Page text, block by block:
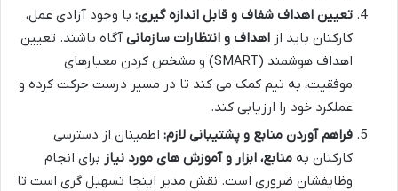
تعیین اهداف شفاف و قابل اندازه گیری: با وجود آزادی عمل،
کارکنان باید از اهداف و انتظارات سازمانی آگاه باشند. تعیین
اهداف هوشمند (SMART) و مشخص کردن معیارهای
موفقیت، به تیم کمک می کند تا در مسیر درست حرکت کرده و
عملکرد خود را ارزیابی کند.
فراهم آوردن منابع و پشتیبانی لازم: اطمینان از دسترسی
کارکنان به منابع، ابزار و آموزش های مورد نیاز برای انجام
وظایفشان ضروری است. نقش مدیر اینجا تسهیل گری است تا